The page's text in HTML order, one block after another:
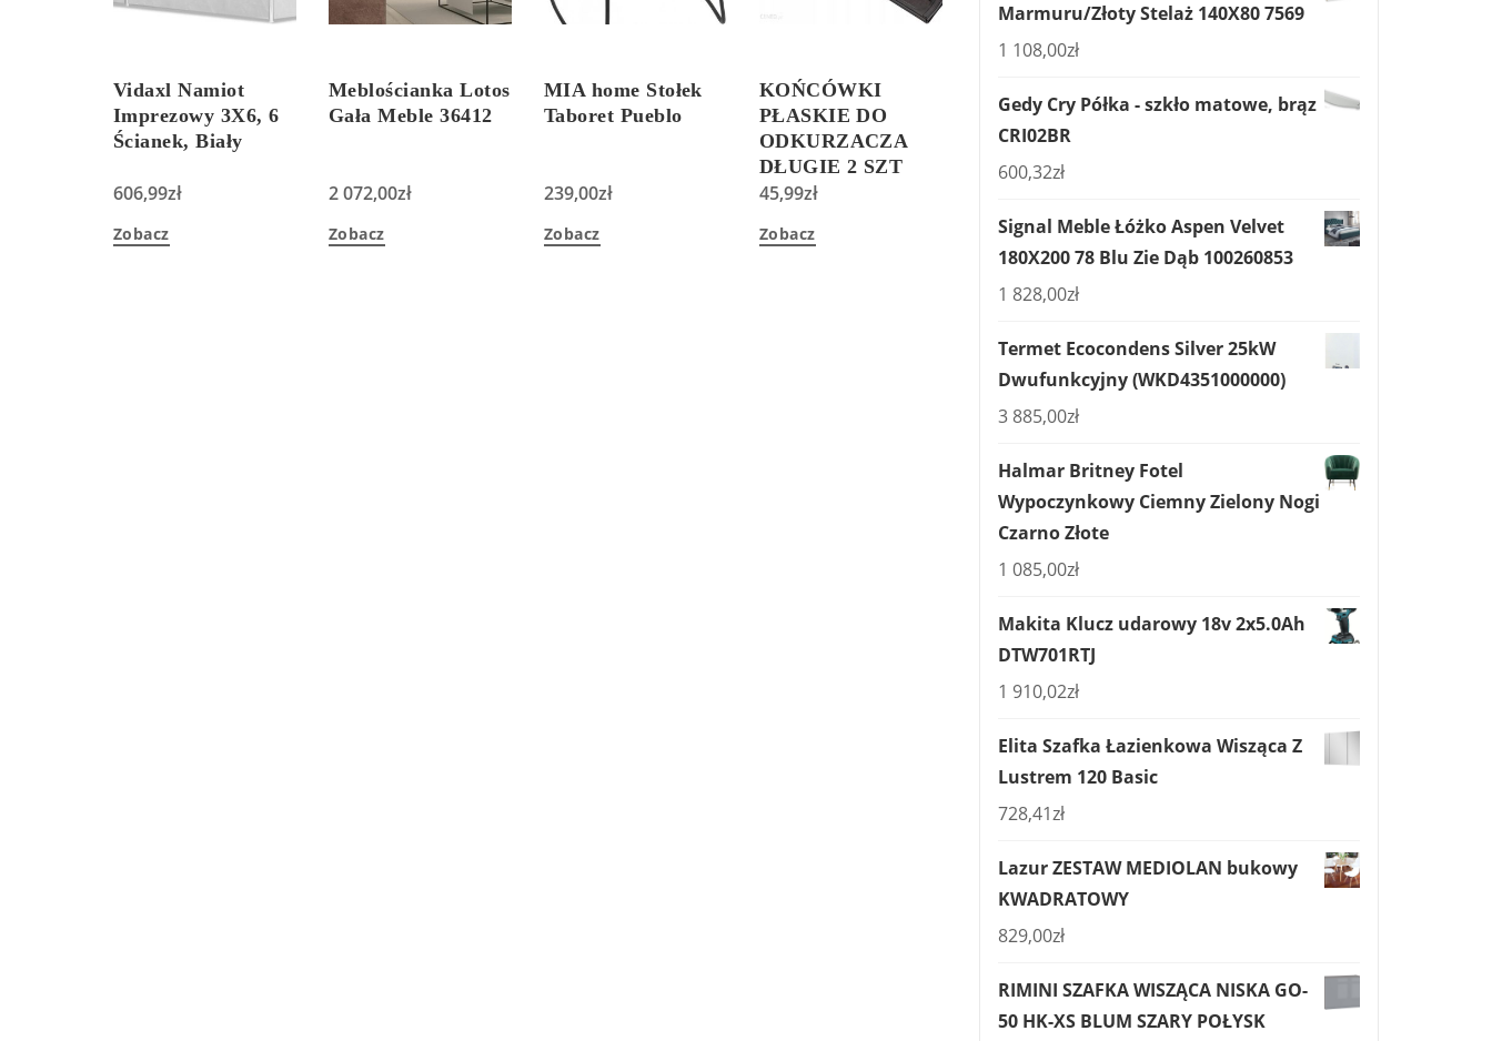
Vidaxl Namiot
Imprezowy 3X6, 6
Ścianek, Biały
606,99zł
Zobacz
Meblościanka Lotos
Gała Meble 36412
2 072,00zł
Zobacz
MIA home Stołek
Taboret Pueblo
239,00zł
Zobacz
KOŃCÓWKI
PŁASKIE DO
ODKURZACZA
DŁUGIE 2 SZT
WENKO
45,99zł
Zobacz
Marmuru/Złoty Stelaż 140X80 7569
1 108,00zł
Gedy Cry Półka - szkło matowe, brąz
CRI02BR
600,32zł
Signal Meble Łóżko Aspen Velvet
180X200 78 Blu Zie Dąb 100260853
1 828,00zł
Termet Ecocondens Silver 25kW
Dwufunkcyjny (WKD4351000000)
3 885,00zł
Halmar Britney Fotel
Wypoczynkowy Ciemny Zielony Nogi
Czarno Złote
1 085,00zł
Makita Klucz udarowy 18v 2x5.0Ah
DTW701RTJ
1 910,02zł
Elita Szafka Łazienkowa Wisząca Z
Lustrem 120 Basic
728,41zł
Lazur ZESTAW MEDIOLAN bukowy
KWADRATOWY
829,00zł
RIMINI SZAFKA WISZĄCA NISKA GO-
50 HK-XS BLUM SZARY POŁYSK